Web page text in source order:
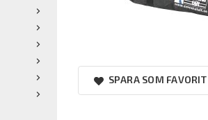
SPARA SOM FAVORIT